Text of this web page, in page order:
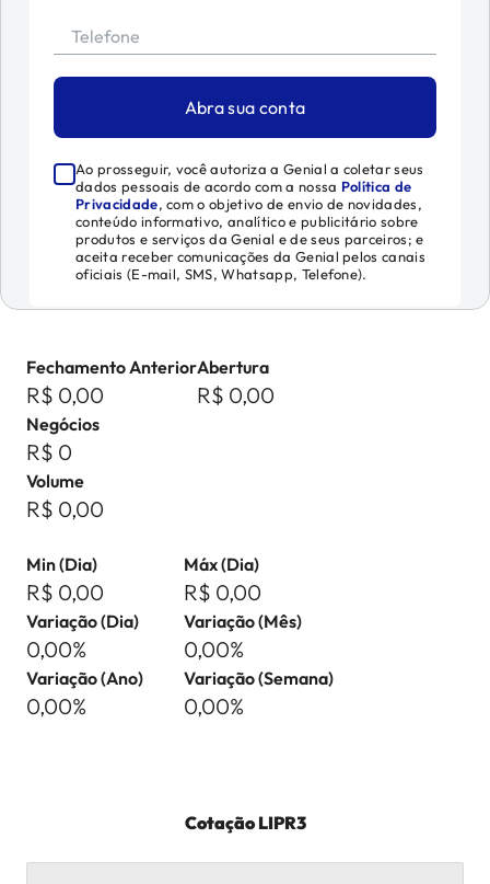
Telefone
Abra sua conta
Ao prosseguir, você autoriza a Genial a coletar seus
dados pessoais de acordo com a nossa Política de
Privacidade, com o objetivo de envio de novidades,
conteúdo informativo, analítico e publicitário sobre
produtos e serviços da Genial e de seus parceiros; e
aceita receber comunicações da Genial pelos canais
oficiais (E-mail, SMS, Whatsapp, Telefone).
Fechamento Anterior
R$ 0,00
Abertura
R$ 0,00
Negócios
R$ 0
Volume
R$ 0,00
Min (Dia)
R$ 0,00
Máx (Dia)
R$ 0,00
Variação (Dia)
0,00%
Variação (Mês)
0,00%
Variação (Ano)
0,00%
Variação (Semana)
0,00%
CotaçãoLIPR3